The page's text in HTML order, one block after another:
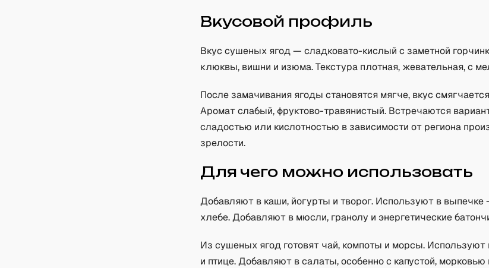
Вкусовой профиль
Вкус сушеных ягод — сладковато-кислый с заметной
клюквы, вишни и изюма. Текстура плотная, жевательная, с
После замачивания ягоды становятся мягче, вкус
Аромат слабый, фруктово-травянистый. Встречаются
сладостью или кислотностью в зависимости от региона
зрелости.
Для чего можно использовать
Добавляют в каши, йогурты и творог. Используют в выпечке
хлебе. Добавляют в мюсли, гранолу и энергетические
Из сушеных ягод готовят чай, компоты и морсы. Используют
и птице. Добавляют в салаты, особенно с капустой,